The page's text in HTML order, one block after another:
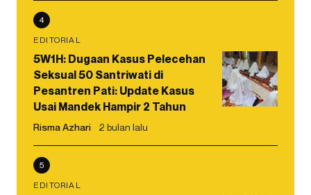
4
EDITORIAL
5W1H: Dugaan Kasus Pelecehan
Seksual 50 Santriwati di
Pesantren Pati: Update Kasus
Usai Mandek Hampir 2 Tahun
Risma Azhari 2 bulan lalu
5
EDITORIAL